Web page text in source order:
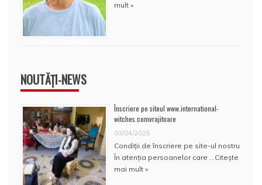
mult »
NOUTĂȚI-NEWS
Înscriere pe siteul www.international-
witches.comvrajitoare
03/04/2025
Condiţii de înscriere pe site-ul nostru
În atenţia persoanelor care …Citește
mai mult »